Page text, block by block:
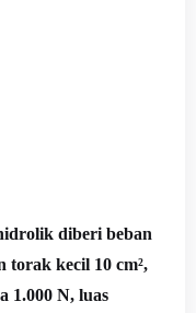
diberi beban
torak kecil 10 cm²,
1.000 N, luas